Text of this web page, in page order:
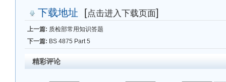
下载地址 [点击进入下载页面]
上一篇: 质检部常用知识答题
下一篇: BS 4875 Part 5
精彩评论